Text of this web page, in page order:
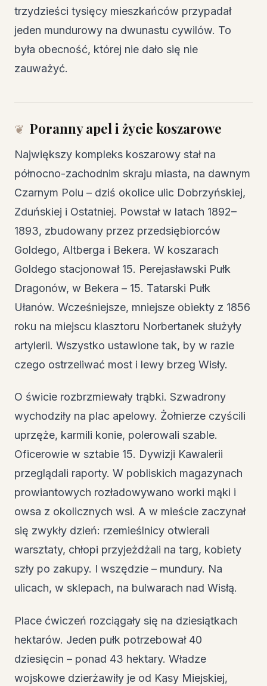
trzydzieści tysięcy mieszkańców przypadał
jeden mundurowy na dwunastu cywilów. To
była obecność, której nie dało się nie
zauważyć.
Poranny apel i życie koszarowe
Największy kompleks koszarowy stał na
północno-zachodnim skraju miasta, na dawnym
Czarnym Polu – dziś okolice ulic Dobrzyńskiej,
Zduńskiej i Ostatniej. Powstał w latach 1892–
1893, zbudowany przez przedsiębiorców
Goldego, Altberga i Bekera. W koszarach
Goldego stacjonował 15. Perejasławski Pułk
Dragonów, w Bekera – 15. Tatarski Pułk
Ułanów. Wcześniejsze, mniejsze obiekty z 1856
roku na miejscu klasztoru Norbertanek służyły
artylerii. Wszystko ustawione tak, by w razie
czego ostrzeliwać most i lewy brzeg Wisły.
O świcie rozbrzmiewały trąbki. Szwadrony
wychodziły na plac apelowy. Żołnierze czyścili
uprzęże, karmili konie, polerowali szable.
Oficerowie w sztabie 15. Dywizji Kawalerii
przeglądali raporty. W pobliskich magazynach
prowiantowych rozładowywano worki mąki i
owsa z okolicznych wsi. A w mieście zaczynał
się zwykły dzień: rzemieślnicy otwierali
warsztaty, chłopi przyjeżdżali na targ, kobiety
szły po zakupy. I wszędzie – mundury. Na
ulicach, w sklepach, na bulwarach nad Wisłą.
Place ćwiczeń rozciągały się na dziesiątkach
hektarów. Jeden pułk potrzebował 40
dziesięcin – ponad 43 hektary. Władze
wojskowe dzierżawiły je od Kasy Miejskiej,